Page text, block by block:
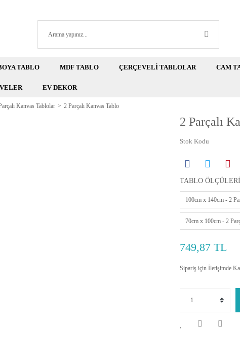
TABLO MDF TABLO ÇERÇEVELİ TABLOLAR CAM
EV DEKOR
Kanvas Tablolar 2 Parçalı Kanvas Tablo
2 Parçalı
Stok Kodu
TABLO ÖLÇÜLERİ
100cm x 140cm - 2
70cm x 100cm - 2
749,87 TL
Sipariş için İletişimde